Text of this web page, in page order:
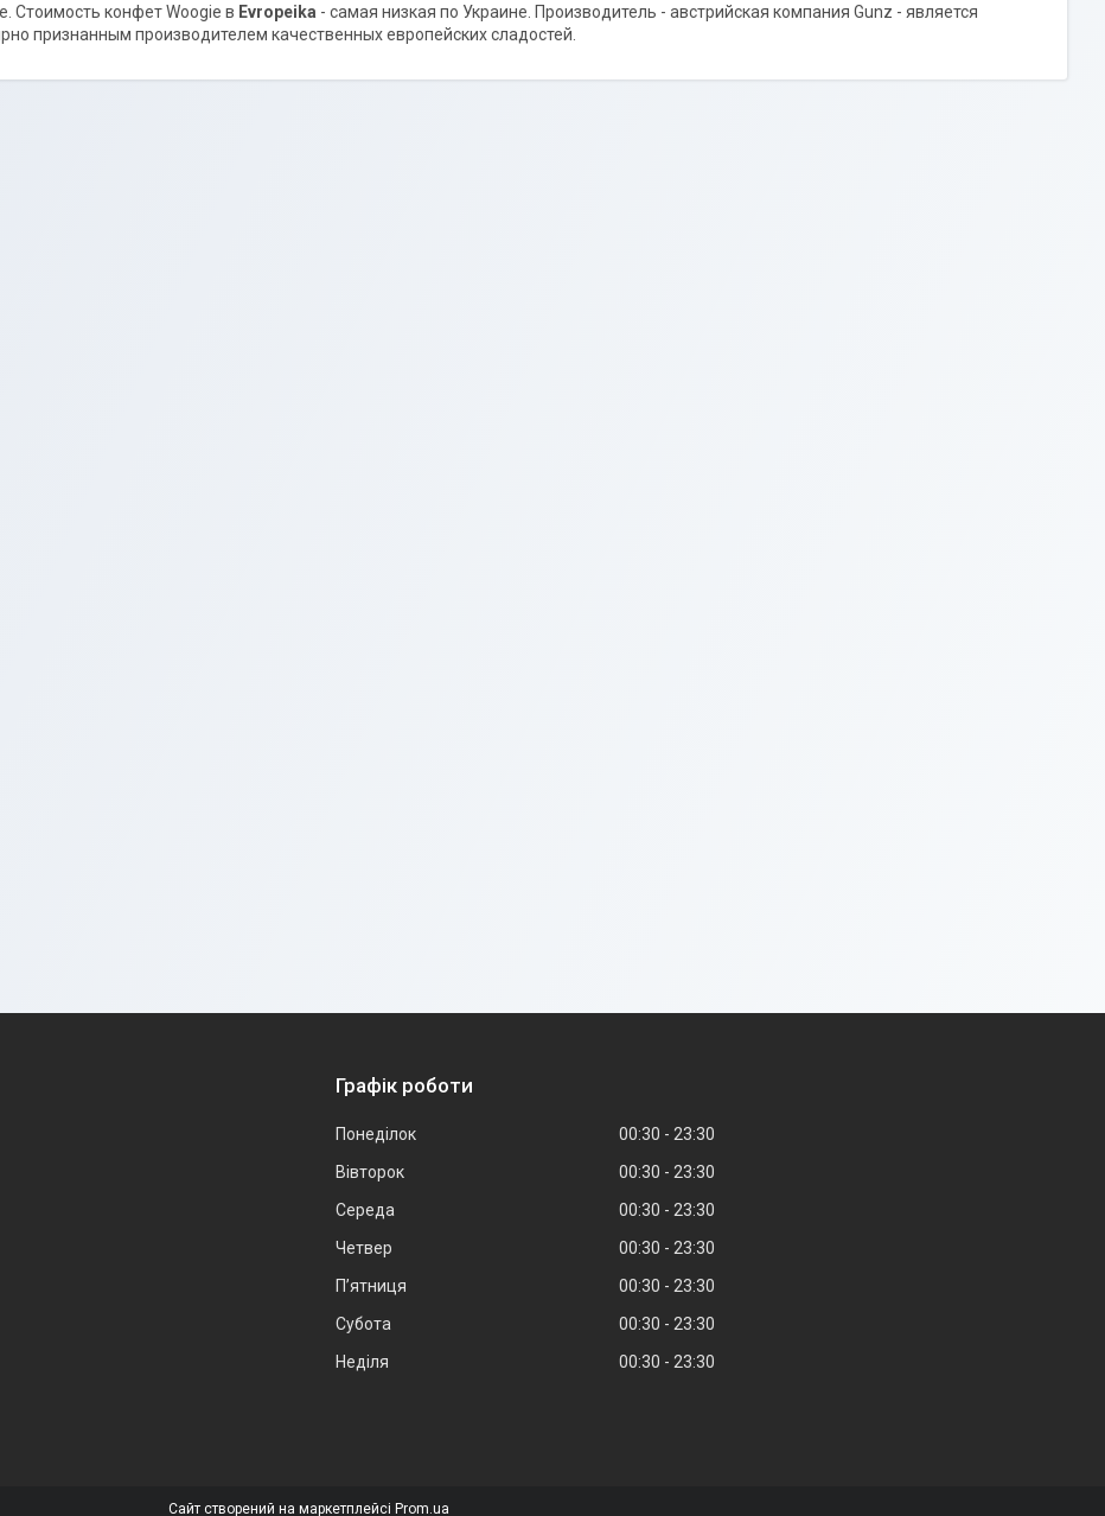
Стоимость конфет Woogie в Evropeika - самая низкая по Украине. Производитель - австрийская компания Gunz - является
признанным производителем качественных европейских сладостей.
Графік роботи
Понеділок 00:30
23:30
Вівторок
00:30
23:30
Середа
00:30
23:30
Четвер
00:30
23:30
Пʼятниця
00:30
23:30
Субота
00:30
23:30
Неділя
00:30 23:30
Сайт створений на маркетплейсі Prom.ua